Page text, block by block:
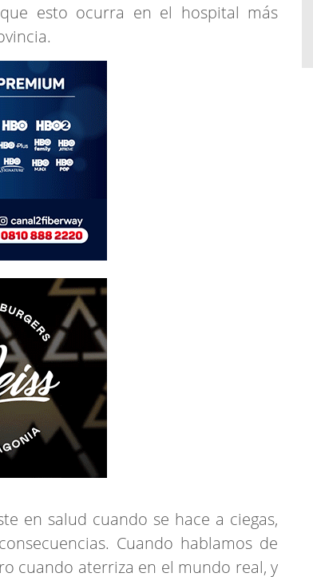
esto ocurra en el hospital más
en salud cuando se hace a ciegas,
Cuando hablamos de
cuando aterriza en el mundo real, y